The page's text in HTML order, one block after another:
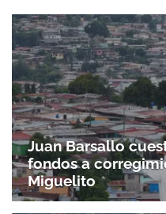
Juan Barsallo
fondos a
Miguelito